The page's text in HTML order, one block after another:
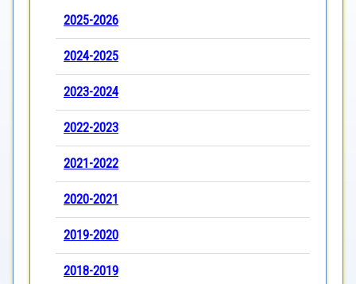
2025-2026
2024-2025
2023-2024
2022-2023
2021-2022
2020-2021
2019-2020
2018-2019